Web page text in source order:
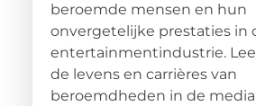
beroemde mensen en hun
onvergetelijke prestaties in
entertainmentindustrie.
de levens en carrières van
beroemdheden in de